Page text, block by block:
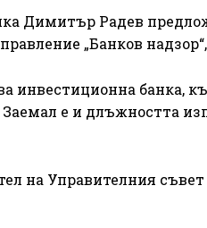
Димитър Радев
„Банков
инвестиционна банка,
е и длъжността
на Управителния